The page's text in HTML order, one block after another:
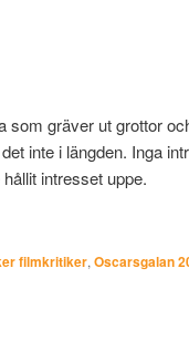
som gräver ut grottor
inte i längden. Inga
intresset uppe.
filmkritiker, Oscarsgalan